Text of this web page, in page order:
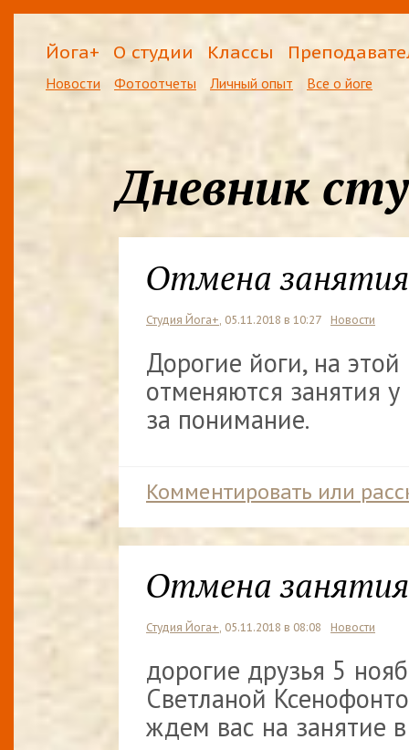
Йога+ О студии Классы
Новости Фотоотчеты Личный опыт Все о йоге
Дневник
Отмена
Студия Йога+ , 05.11.2018 в 10:27 Новости
Дорогие йоги, на
отменяются занятия
за понимание.
Комментировать или
Отмена занятия
Студия Йога+, 05.11.2018 в 08:08 Новости
дорогие друзья 5
Светланой
ждем вас на занятие в